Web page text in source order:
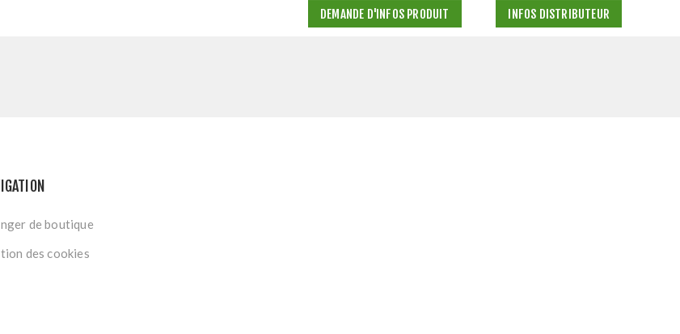
DEMANDE D'INFOS PRODUIT INFOS DISTRIBUTEUR
de boutique
des cookies